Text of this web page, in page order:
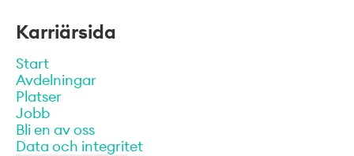
Karriärsida
Start
Avdelningar
Platser
Jobb
Bli en av oss
Data och integritet